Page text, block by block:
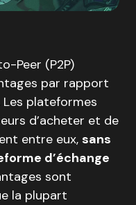
Peer (P2P)
par rapport
plateformes
d’acheter et de
entre eux, sans
d’échange
sont
la plupart